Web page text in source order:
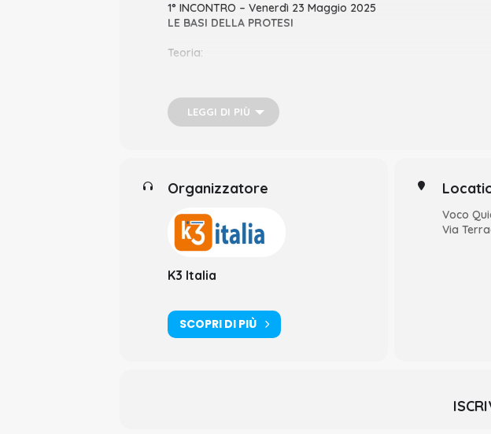
1° INCONTRO – Venerdì 23 Maggio 2025
LE BASI DELLA PROTESI
Teoria:
Analisi estetica e fonetica
L’occlusione, la base fondamentale per la clinica
A cosa serve l’arco facciale, confronto tra materiali e
Mock-up: strumento reversibile di previsualizzazione,
semplice e predicibile?
La protesi adesiva: basi dell’adesione, adesivi e cementi
Isolamento del campo operatorio
Pratica:
Registrare l’Arco Facciale
Mock-up live del relatore su modello con passaggi step
LEGGI DI PIÙ
Organizzatore
K3 Italia
SCOPRI DI PIÙ
Voco
Via